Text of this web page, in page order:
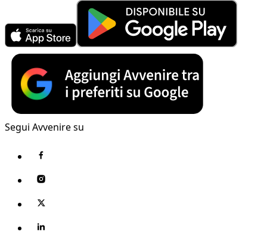
Segui Avvenire su